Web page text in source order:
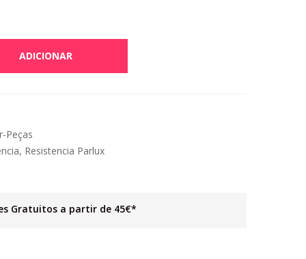
ADICIONAR
Peças
, Resistencia Parlux
Gratuitos a partir de 45€*